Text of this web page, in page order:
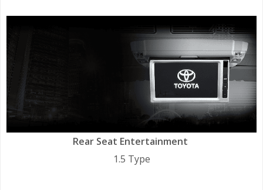
Rear Seat Entertainment
1.5 Type